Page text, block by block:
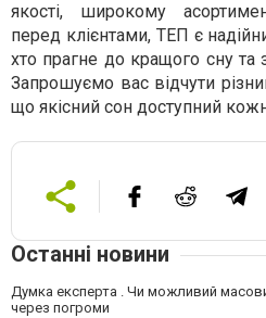
якості, широкому
перед клієнтами, ТЕП є
хто прагне до кращого сну та
Запрошуємо вас відчути
що якісний сон доступний
Останні новини
Думка експерта . Чи можливий
через погроми